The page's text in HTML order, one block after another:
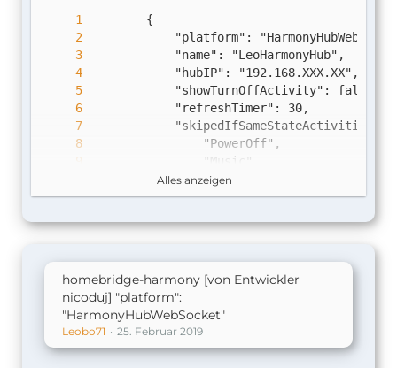
Alles anzeigen
homebridge-harmony [von Entwickler
nicoduj] "platform":
"HarmonyHubWebSocket"
Leobo71 25. Februar 2019